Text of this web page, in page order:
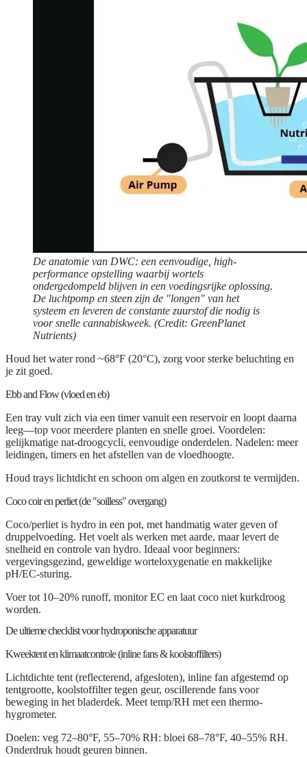
De anatomie van DWC: een eenvoudige, high-
performance opstelling waarbij wortels
ondergedompeld blijven in een voedingsrijke oplossing.
De luchtpomp en steen zijn de "longen" van het
systeem en leveren de constante zuurstof die nodig is
voor snelle cannabiskweek. (Credit: GreenPlanet
Nutrients)
Houd het water rond ~68°F (20°C), zorg voor sterke beluchting en
je zit goed.
Ebb and Flow (vloed en eb)
Een tray vult zich via een timer vanuit een reservoir en loopt daarna
leeg—top voor meerdere planten en snelle groei. Voordelen:
gelijkmatige nat-droogcycli, eenvoudige onderdelen. Nadelen: meer
leidingen, timers en het afstellen van de vloedhoogte.
Houd trays lichtdicht en schoon om algen en zoutkorst te vermijden.
Coco coir en perliet (de "soilless" overgang)
Coco/perliet is hydro in een pot, met handmatig water geven of
druppelvoeding. Het voelt als werken met aarde, maar levert de
snelheid en controle van hydro. Ideaal voor beginners:
vergevingsgezind, geweldige worteloxygenatie en makkelijke
pH/EC-sturing.
Voer tot 10–20% runoff, monitor EC en laat coco niet kurkdroog
worden.
De ultieme checklist voor hydroponische apparatuur
Kweektent en klimaatcontrole (inline fans & koolstoffilters)
Lichtdichte tent (reflecterend, afgesloten), inline fan afgestemd op
tentgrootte, koolstoffilter tegen geur, oscillerende fans voor
beweging in het bladerdek. Meet temp/RH met een thermo-
hygrometer.
Doelen: veg 72–80°F, 55–70% RH: bloei 68–78°F, 40–55% RH.
Onderdruk houdt geuren binnen.